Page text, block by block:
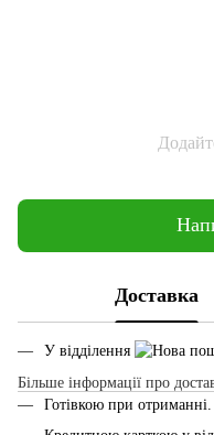
Доставка
У відділення
Більше інформації про
Готівкою при отриманні.